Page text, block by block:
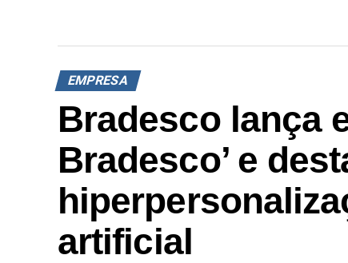
EMPRESA
Bradesco lança
Bradesco’ e
artificial